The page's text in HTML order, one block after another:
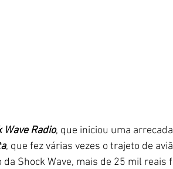
Wave Radio, que iniciou uma
, que fez várias vezes o trajeto de
Shock Wave, mais de 25 mil reais